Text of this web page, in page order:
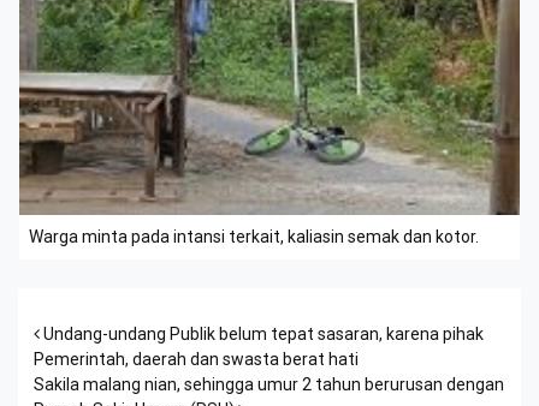
Warga minta pada intansi terkait, kaliasin semak dan kotor.
Post navigation
Undang-undang Publik belum tepat sasaran, karena pihak
Pemerintah, daerah dan swasta berat hati
Sakila malang nian, sehingga umur 2 tahun berurusan dengan